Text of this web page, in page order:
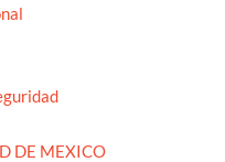
DE MEXICO